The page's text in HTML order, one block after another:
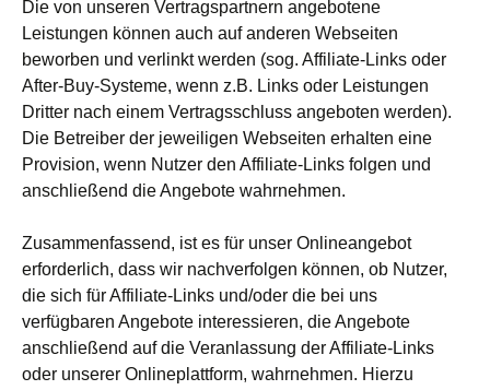
Die von unseren Vertragspartnern angebotene
Leistungen können auch auf anderen Webseiten
beworben und verlinkt werden (sog. Affiliate-Links oder
After-Buy-Systeme, wenn z.B. Links oder Leistungen
Dritter nach einem Vertragsschluss angeboten werden).
Die Betreiber der jeweiligen Webseiten erhalten eine
Provision, wenn Nutzer den Affiliate-Links folgen und
anschließend die Angebote wahrnehmen.
Zusammenfassend, ist es für unser Onlineangebot
erforderlich, dass wir nachverfolgen können, ob Nutzer,
die sich für Affiliate-Links und/oder die bei uns
verfügbaren Angebote interessieren, die Angebote
anschließend auf die Veranlassung der Affiliate-Links
oder unserer Onlineplattform, wahrnehmen. Hierzu